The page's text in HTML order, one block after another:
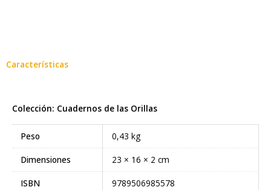
entretejiendo con maestría una memoria colectiva a partir de historias,
pura delicia periodística.
Características
Colección: Cuadernos de las Orillas
Peso 0,43 kg
Dimensiones 23 × 16 × 2 cm
ISBN 9789506985578